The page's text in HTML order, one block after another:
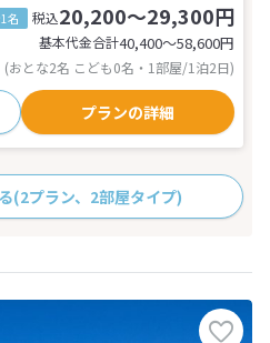
名 税込20,200～29,300円
基本代金合計40,400〜58,600円
(おとな2名 こども0名・1部屋/1泊2日)
プランの詳細
(2プラン、2部屋タイプ)